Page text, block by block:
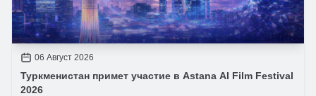
06 Август 2026
Туркменистан примет участие в Astana AI Film Festival
2026